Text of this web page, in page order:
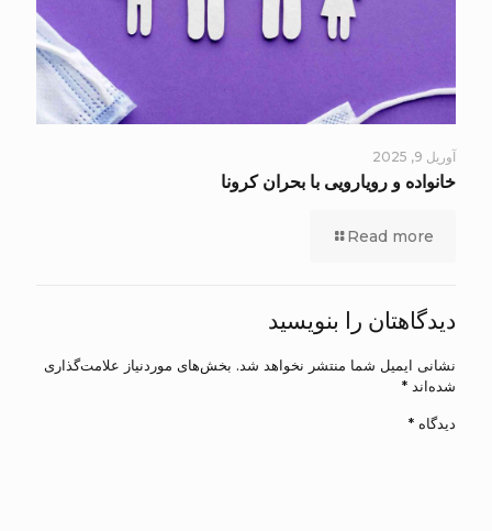
آوریل 9, 2025
خانواده و رویارویی با بحران کرونا
Read more
دیدگاهتان را بنویسید
نشانی ایمیل شما منتشر نخواهد شد. بخش‌های موردنیاز علامت‌گذاری
شده‌اند *
دیدگاه *